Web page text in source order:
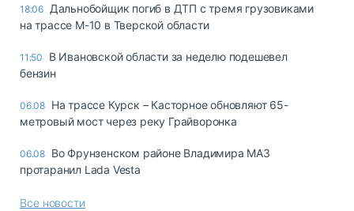
18:06 Дальнобойщик погиб в ДТП с тремя грузовиками
на трассе М-10 в Тверской области
11:50
В Ивановской области за неделю подешевел
бензин
06.08 На трассе Курск – Касторное обновляют 65-
метровый мост через реку Грайворонка
06.08 Во Фрунзенском районе Владимира МАЗ
протаранил Lada Vesta
Все новости